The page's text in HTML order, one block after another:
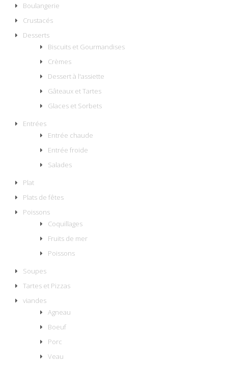
Boulangerie
Crustacés
Desserts
Biscuits et Gourmandises
Crèmes
Dessert à l'assiette
Gâteaux et Tartes
Glaces et Sorbets
Entrées
Entrée chaude
Entrée froide
Salades
Plat
Plats de fêtes
Poissons
Coquillages
Fruits de mer
Poissons
Soupes
Tartes et Pizzas
viandes
Agneau
Boeuf
Porc
Veau